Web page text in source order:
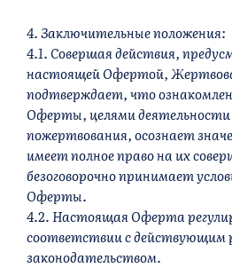
4. Заключительные положения:
4.1. Совершая действия,
настоящей Офертой,
подтверждает, что
Оферты, целями
пожертвования, осознает
имеет полное право на их
безоговорочно принимает
Оферты.
4.2. Настоящая Оферта
соответствии с действующим
законодательством.